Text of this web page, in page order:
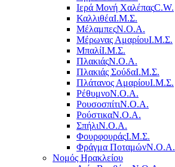
Ιερά Μονή ΧαλέπαςC.W.
ΚαλλιθέαΙ.Μ.Σ.
ΜέλαμπεςΝ.Ο.Α.
Μέρωνας ΑμαρίουΙ.Μ.Σ.
ΜπαλίΙ.Μ.Σ.
ΠλακιάςΝ.Ο.Α.
Πλακιάς ΣούδαΙ.Μ.Σ.
Πλάτανος ΑμαρίουΙ.Μ.Σ.
ΡέθυμνοΝ.Ο.Α.
ΡουσοσπίτιΝ.Ο.Α.
ΡούστικαΝ.Ο.Α.
ΣπήλιΝ.Ο.Α.
ΦουρφουράςΙ.Μ.Σ.
Φράγμα ΠοταμώνΝ.Ο.Α.
Νομός Ηρακλείου